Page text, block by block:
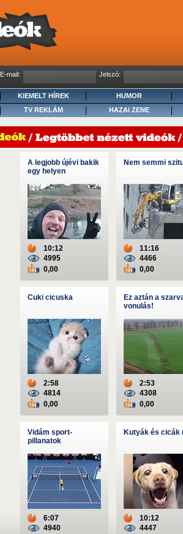
E-mail: Jelszó:
KIEMELT HÍREK
HUMOR
TV REKLÁM HAZAI ZENE
A legjobb újévi bakik
egy helyen
10:12
4995
0,00
Nem semmi
11:16
4466
0,00
Cuki cicuska
2:58
4814
0,00
Ez aztán a
vonulás!
2:53
4308
0,00
Vidám sport-
pillanatok
6:07
4940
Kutyák és cicák
10:12
4447